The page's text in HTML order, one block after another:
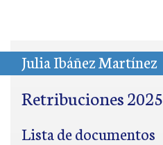
Julia Ibáñez Martínez
Retribuciones 2025
Lista de documentos